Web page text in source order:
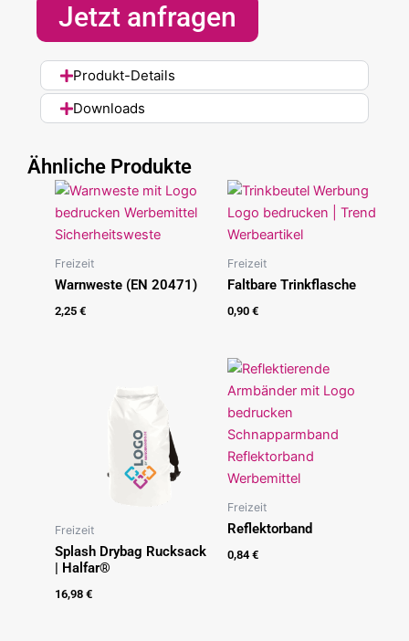
Jetzt anfragen
Produkt-Details
Downloads
Ähnliche Produkte
Freizeit
Warnweste (EN 20471)
2,25 €
Freizeit
Faltbare Trinkflasche
0,90 €
Freizeit
Splash Drybag Rucksack
| Halfar®
16,98 €
Freizeit
Reflektorband
0,84€